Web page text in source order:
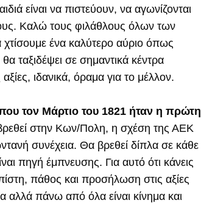
είναι να πιστεύουν, να αγωνίζονται
Καλώ τους φιλάθλους όλων των
ένα καλύτερο αύριο όπως
ταξιδέψει σε σημαντικά κέντρα
ιδανικά, όραμα για το μέλλον.
τον Μάρτιο του 1821 ήταν η πρώτη
στην Κων/Πολη, η σχέση της ΑΕΚ
συνέχεια. Θα βρεθεί δίπλα σε κάθε
πηγή έμπνευσης. Για αυτό ότι κάνεις
πάθος και προσήλωση στις αξίες
αλλά πάνω από όλα είναι κίνημα και